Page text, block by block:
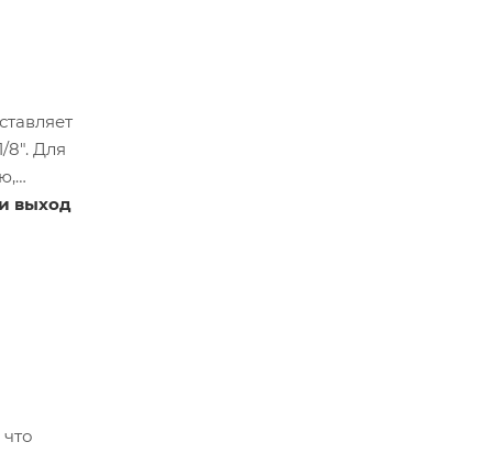
8". Для
выход
что